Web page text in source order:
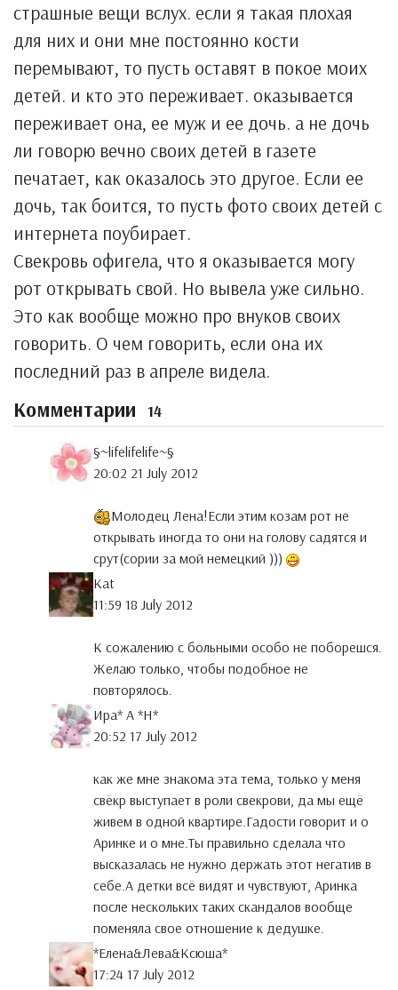
страшные вещи вслух. если я такая плохая
для них и они мне постоянно кости
перемывают, то пусть оставят в покое моих
детей. и кто это переживает. оказывается
переживает она, ее муж и ее дочь. а не дочь
ли говорю вечно своих детей в газете
печатает, как оказалось это другое. Если ее
дочь, так боится, то пусть фото своих детей с
интернета поубирает.
Свекровь офигела, что я оказывается могу
рот открывать свой. Но вывела уже сильно.
Это как вообще можно про внуков своих
говорить. О чем говорить, если она их
последний раз в апреле видела.
Комментарии 14
§~lifelifelife~§
20:02 21 July 2012
Молодец Лена!Если этим козам рот не
открывать иногда то они на голову садятся и
срут(сории за мой немецкий )))
Kat
11:59 18 July 2012
К сожалению с больными особо не поборешся.
Желаю только, чтобы подобное не
повторялось.
Ира* А *Н*
20:52 17 July 2012
как же мне знакома эта тема, только у меня
свёкр выступает в роли свекрови, да мы ещё
живем в одной квартире.Гадости говорит и о
Аринке и о мне.Ты правильно сделала что
высказалась не нужно держать этот негатив в
себе.А детки всё видят и чувствуют, Аринка
после нескольких таких скандалов вообще
поменяла свое отношение к дедушке.
*Елена&Лева&Ксюша*
17:24 17 July 2012